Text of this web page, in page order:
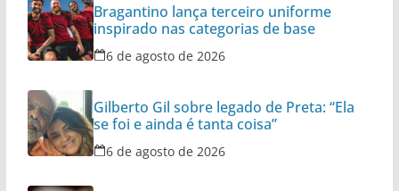
Bragantino lança terceiro uniforme
inspirado nas categorias de base
6 de agosto de 2026
Gilberto Gil sobre legado de Preta: “Ela
se foi e ainda é tanta coisa”
6 de agosto de 2026